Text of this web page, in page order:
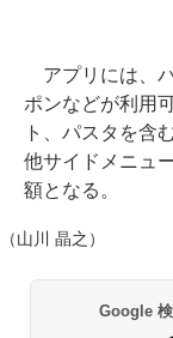
アプリには、
ポンなどが利用
ト、パスタを含
他サイドメニュ
額となる。
（山川 晶之）
Google